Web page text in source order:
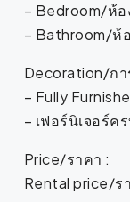
– Bedroom/ห้อ
– Bathroom/ห้อ
Decoration/ก
– Fully
– เฟอร์นิเจอร์
Price/ราคา :
Rental price/ร